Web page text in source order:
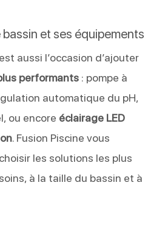
et ses équipements
aussi l’occasion d’ajouter
performants: pompe à
automatique du pH,
ou encore éclairage LED
. Fusion Piscine vous
les solutions les plus
à la taille du bassin et à